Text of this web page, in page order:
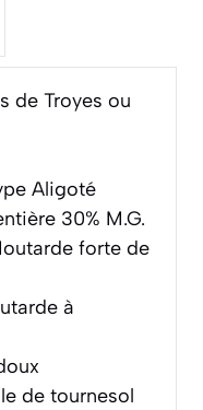
de Troyes ou
Aligoté
30% M.G.
forte de
à
de tournesol